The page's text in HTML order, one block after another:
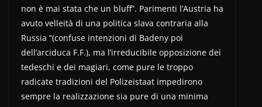
non è mai stata che un bluff”. Parimenti l’Austria ha
avuto velleità di una politica slava contraria alla
Russia “(confuse intenzioni di Badeny poi
dell’arciduca F.F.), ma l’irreducibile opposizione dei
tedeschi e dei magiari, come pure le troppo
radicate tradizioni del Polizeistaat impedirono
sempre la realizzazione sia pure di una minima